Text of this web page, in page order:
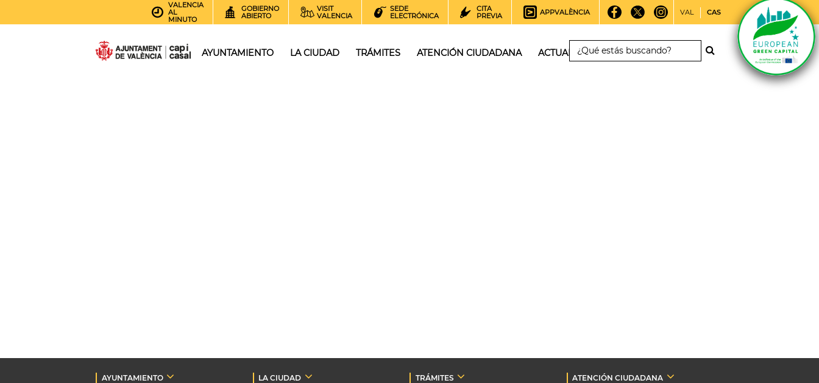
VALENCIA
AL
MINUTO
GOBIERNO
ABIERTO
VISIT
VALENCIA
SEDE
ELECTRÓNICA
CITA
PREVIA
APPVALÈNCIA VAL CAS
AYUNTAMIENTO LA CIUDAD TRÁMITES ATENCIÓN CIUDADANA ACTUALIDAD
AYUNTAMIENTO LA CIUDAD TRÁMITES
ATENCIÓN CIUDADANA